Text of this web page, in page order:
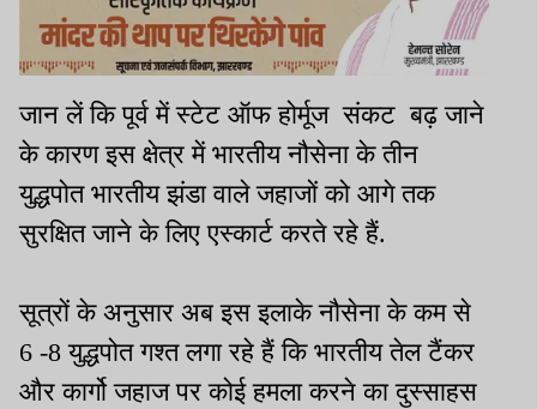
जान लें कि पूर्व में स्टेट ऑफ होर्मूज संकट बढ़ जाने
के कारण इस क्षेत्र में भारतीय नौसेना के तीन
युद्धपोत भारतीय झंडा वाले जहाजों को आगे तक
सुरक्षित जाने के लिए एस्कार्ट करते रहे हैं.
सूत्रों के अनुसार अब इस इलाके नौसेना के कम से
6 -8 युद्धपोत गश्त लगा रहे हैं कि भारतीय तेल टैंकर
और कार्गो जहाज पर कोई हमला करने का दुस्साहस